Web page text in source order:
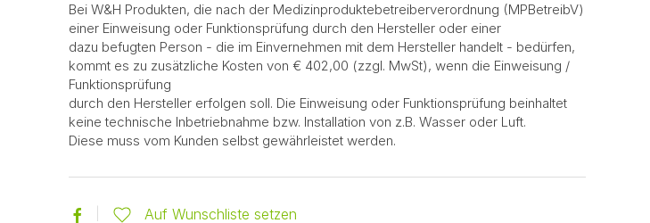
Bei W&H Produkten, die nach der Medizinproduktebetreiberverordnung (MPBetreibV)
einer Einweisung oder Funktionsprüfung durch den Hersteller oder einer
dazu befugten Person - die im Einvernehmen mit dem Hersteller handelt - bedürfen,
kommt es zu zusätzliche Kosten von € 402,00 (zzgl. MwSt), wenn die Einweisung /
Funktionsprüfung
durch den Hersteller erfolgen soll. Die Einweisung oder Funktionsprüfung beinhaltet
keine technische Inbetriebnahme bzw. Installation von z.B. Wasser oder Luft.
Diese muss vom Kunden selbst gewährleistet werden.
Auf Wunschliste setzen